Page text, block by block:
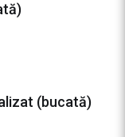
(bucată)